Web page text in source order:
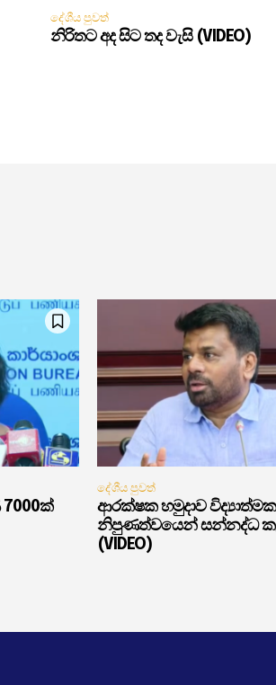
දේශීය පුවත්
නිරිතට අද සිට තද වැසි (VIDEO)
දේශීය පුවත්
ආරක්ෂක හමුදාව
නිපුණත්වයෙන් සන්නද්ධ
(VIDEO)